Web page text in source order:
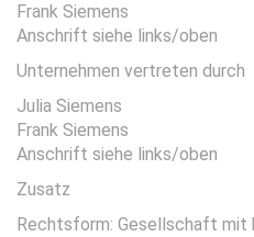
Frank Siemens
Anschrift siehe links/oben
Unternehmen vertreten durch
Julia Siemens
Frank Siemens
Anschrift siehe links/oben
Zusatz
Rechtsform: Gesellschaft